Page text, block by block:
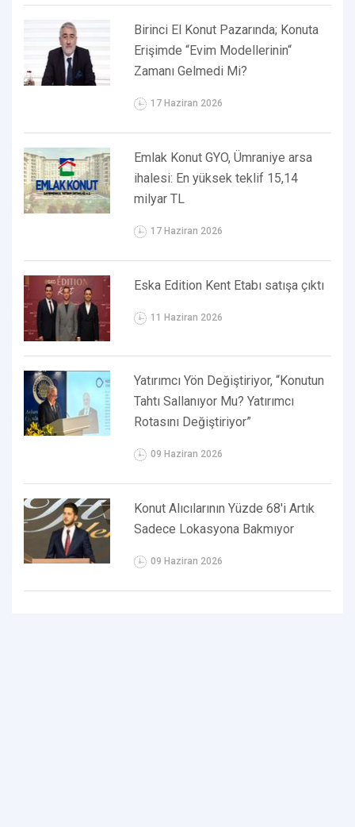
Birinci El Konut Pazarında; Konuta
Erişimde “Evim Modellerinin“
Zamanı Gelmedi Mi?
17 Haziran 2026
Emlak Konut GYO, Ümraniye arsa
ihalesi: En yüksek teklif 15,14
milyar TL
17 Haziran 2026
Eska Edition Kent Etabı satışa çıktı
11 Haziran 2026
Yatırımcı Yön Değiştiriyor, “Konutun
Tahtı Sallanıyor Mu? Yatırımcı
Rotasını Değiştiriyor”
09 Haziran 2026
Konut Alıcılarının Yüzde 68'i Artık
Sadece Lokasyona Bakmıyor
09 Haziran 2026